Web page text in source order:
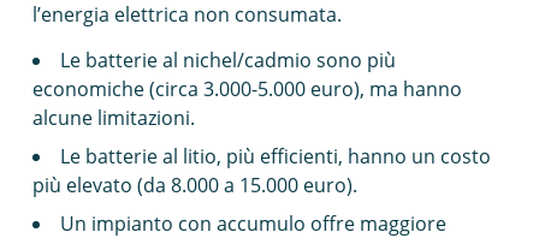
l’energia elettrica non consumata.
Le batterie al nichel/cadmio sono più
economiche (circa 3.000-5.000 euro), ma hanno
alcune limitazioni.
Le batterie al litio, più efficienti, hanno un costo
più elevato (da 8.000 a 15.000 euro).
Un impianto con accumulo offre maggiore